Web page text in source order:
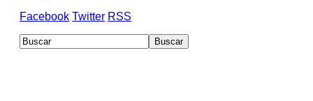
Facebook Twitter RSS